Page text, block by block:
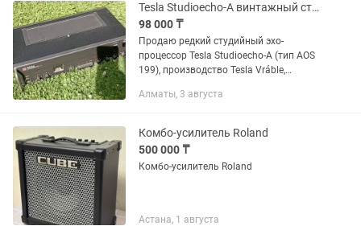
Tesla Studioecho-A винтажный студийный ревербератор, Чехословакия
98 000 ₸
Продаю редкий студийный эхо-
процессор Tesla Studioecho-A (тип AOS
199), производство Tesla Vráble,
220В/50Гц. На передней панели —
Алматы, 3 августа
Комбо-усилитель Roland
500 000 ₸
Комбо-усилитель Roland
Астана, 1 августа